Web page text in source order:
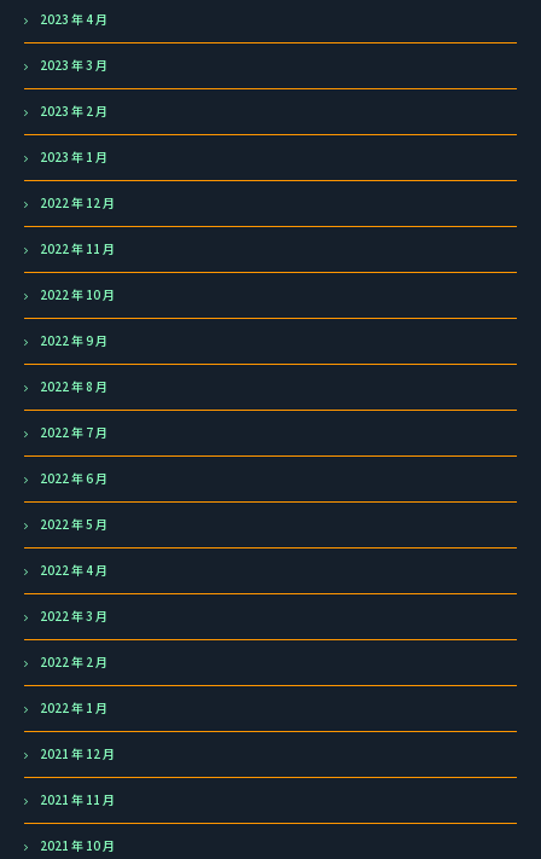
2023 年 4 月
2023 年 3 月
2023 年 2 月
2023 年 1 月
2022 年 12 月
2022 年 11 月
2022 年 10 月
2022 年 9 月
2022 年 8 月
2022 年 7 月
2022 年 6 月
2022 年 5 月
2022 年 4 月
2022 年 3 月
2022 年 2 月
2022 年 1 月
2021 年 12 月
2021 年 11 月
2021 年 10 月